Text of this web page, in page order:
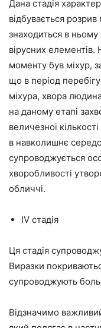
Дана стадія
відбувається
знаходиться в ньому
вірусних елементів.
моменту був міхур,
що в період
міхура, хвора
на даному етапі
величезної
в навколишнє
супроводжується
хворобливості
обличчі.
IV стадія
Ця стадія
Виразки
супроводжують
Відзначимо